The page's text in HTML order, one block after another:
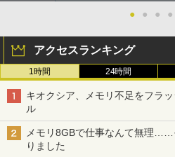
● ● ● ●
アクセスランキング
1時間 24時間
キオクシア、メモリ不足をフラ
ル
メモリ8GBで仕事なんて無理
りました